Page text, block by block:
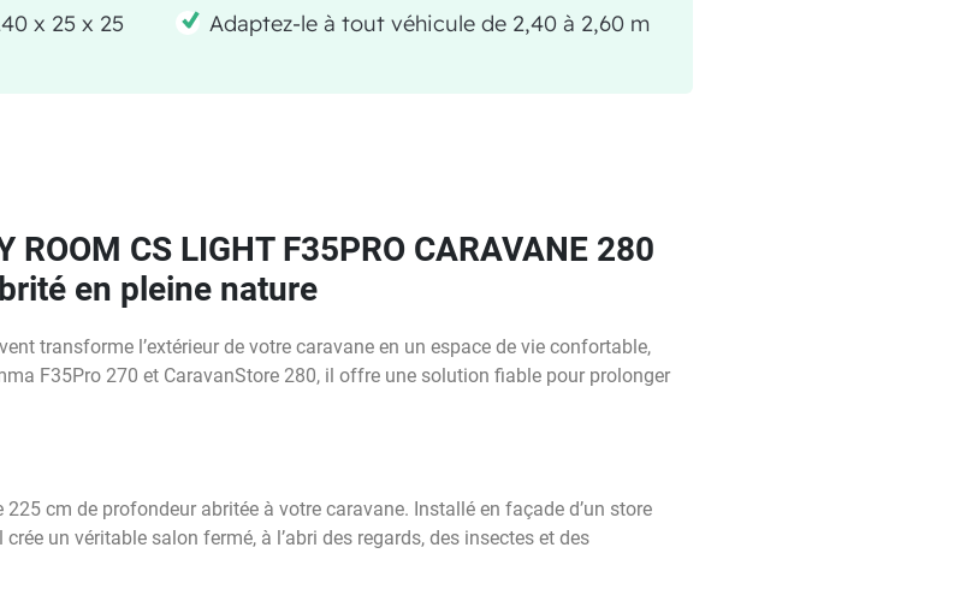
x 25 x 25
Adaptez-le à tout véhicule de 2,40 à 2,60 m
ROOM CS LIGHT F35PRO CARAVANE 280
en pleine nature
transforme l’extérieur de votre caravane en un espace de vie confortable,
F35Pro 270 et CaravanStore 280, il offre une solution fiable pour prolonger
cm de profondeur abritée à votre caravane. Installé en façade d’un store
un véritable salon fermé, à l’abri des regards, des insectes et des